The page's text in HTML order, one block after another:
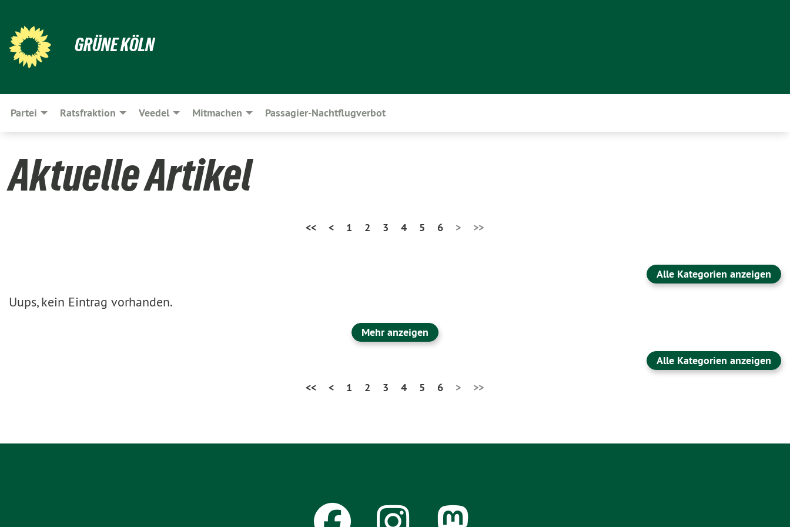
GRÜNE KÖLN
Partei Ratsfraktion Veedel Mitmachen Passagier-Nachtflugverbot
Aktuelle Artikel
<< < 1 2 3 4 5 6 > >>
Alle Kategorien anzeigen
Uups, kein Eintrag vorhanden.
Mehr anzeigen
Alle Kategorien anzeigen
<<
< 1 2 3 4 5 6 > >>